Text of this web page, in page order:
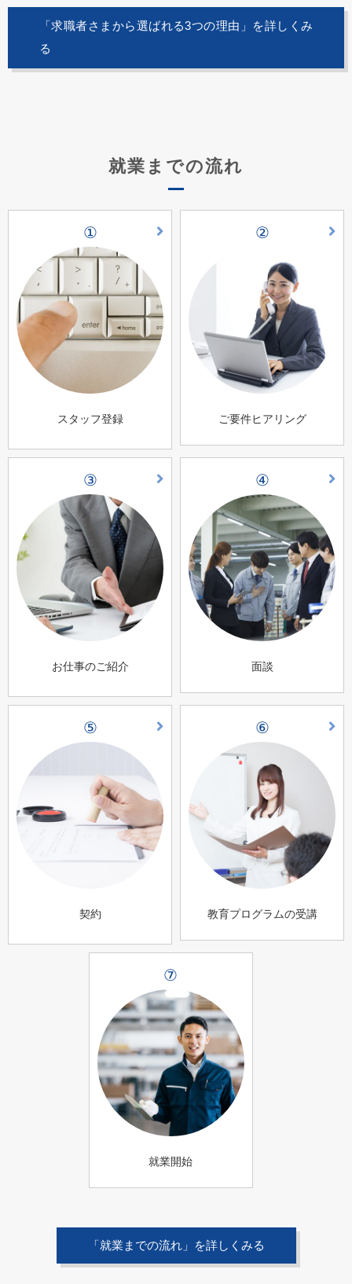
「求職者さまから選ばれる3つの理由」を詳しくみ
る
就業までの流れ
①
スタッフ登録
②
ご要件ヒアリング
③
お仕事のご紹介
④
面談
⑤
契約
⑥
教育プログラムの受講
⑦
就業開始
「就業までの流れ」を詳しくみる